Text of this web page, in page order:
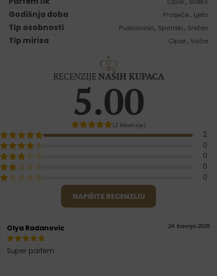
Cipar Slatko
Godišnja doba Proljeće, Ljeto
Tip osobnosti Pustolovan, Sportski, Sretan
Tip mirisa Cipar, Voćni
RECENZIJE NAŠIH KUPACA
5.00
(2 Recenzije)
2
0
0
0
0
NAPIŠITE RECENZIJU
Olya Radanovic 24. travnja 2025
Super parfem